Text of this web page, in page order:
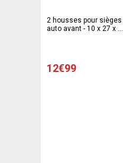
2 housses pour sièges
auto avant - 10 x 27 x 26
12€99